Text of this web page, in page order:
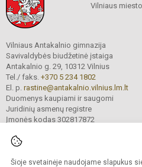
Šioje svetainėje naudojame slapukus
Vilniaus
Vilniaus Antakalnio gimnazija
Savivaldybės biudžetinė įstaiga
Antakalnio g. 29, 10312 Vilnius
Tel./ faks. +370 5 234 1802
El. p. rastine@antakalnio.vilnius.lm.lt
Duomenys kaupiami ir saugomi
Juridinių asmenų registre
Įmonės kodas 302817872